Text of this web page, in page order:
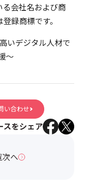
会社名および商
録商標です。
いデジタル人材で
～
い合わせ
スをシェア
次へ